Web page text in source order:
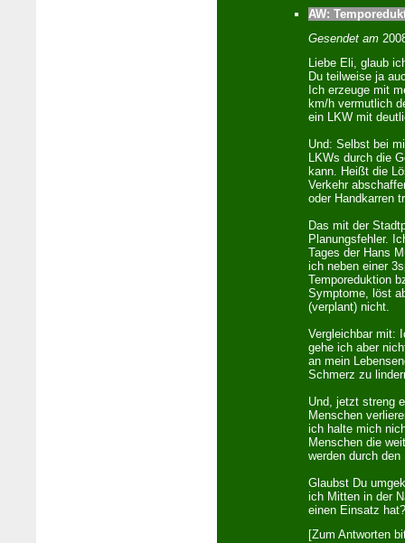
AW:
Gesendet am
Liebe Eli, glaub
Du teilweise ja
Ich erzeuge mit
km/h vermutlich
ein LKW mit
Und: Selbst bei
LKWs durch die
kann. Heißt die
Verkehr
oder Handkarren
Das mit der
Planungsfehler.
Tages der Hans
ich neben einer
Temporeduktion
Symptome, löst
(verplant) nicht.
Vergleichbar mit:
gehe ich aber
an mein
Schmerz zu
Und, jetzt streng
Menschen
ich halte mich
Menschen die
werden durch
Glaubst Du
ich Mitten in der
einen Einsatz hat?
[Zum Antworten